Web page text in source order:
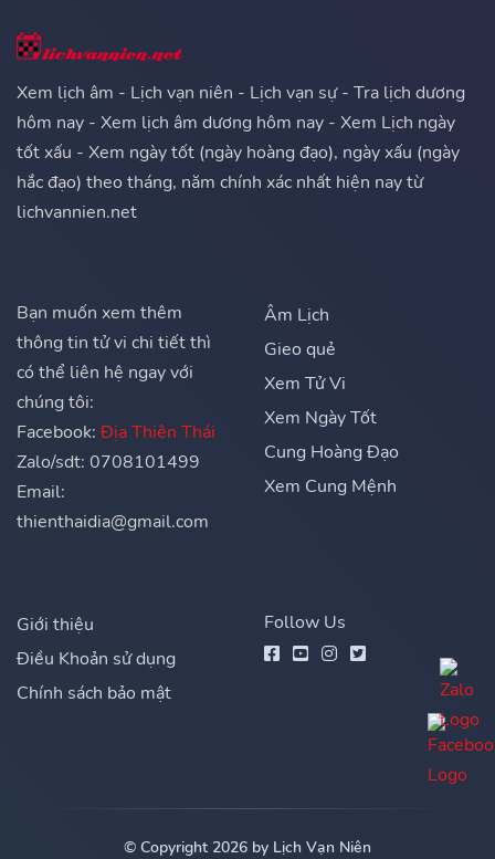
Xem lịch âm - Lịch vạn niên - Lịch vạn sự - Tra lịch dương
hôm nay - Xem lịch âm dương hôm nay - Xem Lịch ngày
tốt xấu - Xem ngày tốt (ngày hoàng đạo), ngày xấu (ngày
hắc đạo) theo tháng, năm chính xác nhất hiện nay từ
lichvannien.net
Bạn muốn xem thêm
thông tin tử vi chi tiết thì
có thể liên hệ ngay với
chúng tôi:
Facebook: Địa Thiên Thái
Zalo/sdt: 0708101499
Email:
thienthaidia@gmail.com
Âm Lịch
Gieo quẻ
Xem Tử Vi
Xem Ngày Tốt
Cung Hoàng Đạo
Xem Cung Mệnh
Giới thiệu
Điều Khoản sử dụng
Chính sách bảo mật
Follow Us
© Copyright 2026 by Lịch Vạn Niên